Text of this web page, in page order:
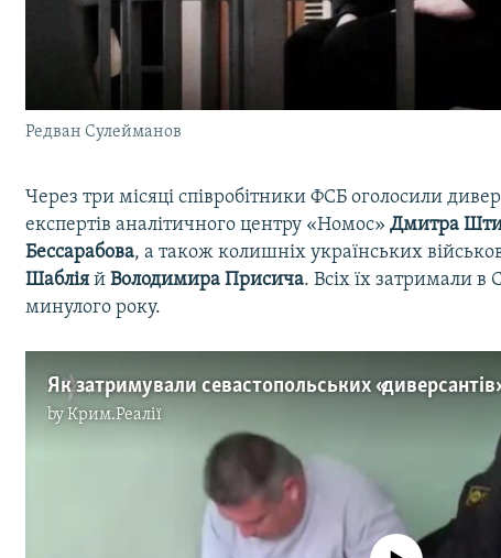
Редван Сулейманов
​Через три місяці співробітники ФСБ оголосили
експертів аналітичного центру «Номос»Дмитра
Бессарабова, а також колишніх українських
Шаблія йВолодимира Присича. Всіх їх затримали в
минулого року.
Як затримували севастопольських
byКрим.Реалії
No media source currently